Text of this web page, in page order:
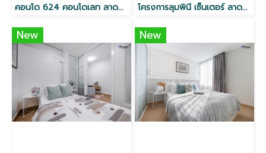
คอนโด 624 คอนโดเลท ลาดพร้าว โครงการลุมพินี เซ็นเตอร์ ลาดพร้าว 111 ใกล้ MRT
New New